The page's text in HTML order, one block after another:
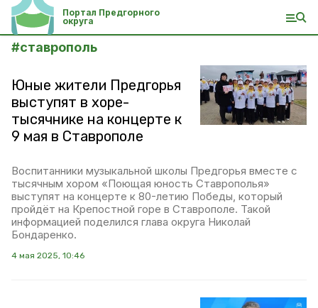
Портал Предгорного
округа
#ставрополь
Юные жители Предгорья
выступят в хоре-
тысячнике на концерте к
9 мая в Ставрополе
Воспитанники музыкальной школы Предгорья вместе с
тысячным хором «Поющая юность Ставрополья»
выступят на концерте к 80-летию Победы, который
пройдёт на Крепостной горе в Ставрополе. Такой
информацией поделился глава округа Николай
Бондаренко.
4 мая 2025, 10:46